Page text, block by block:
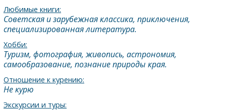
Любимые книги:
Советская и зарубежная классика, приключения,
специализированная литература.
Хобби:
Туризм, фотография, живопись, астрономия,
самообразование, познание природы края.
Отношение к курению:
Не курю
Экскурсии и туры: